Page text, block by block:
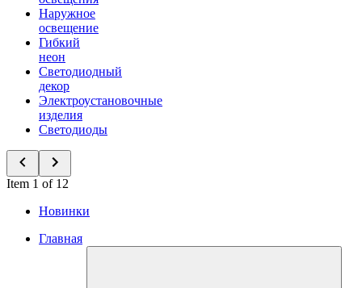
Наружное
освещение
Гибкий
неон
Светодиодный
декор
Электроустановочные
изделия
Светодиоды
Item 1 of 12
Новинки
Главная